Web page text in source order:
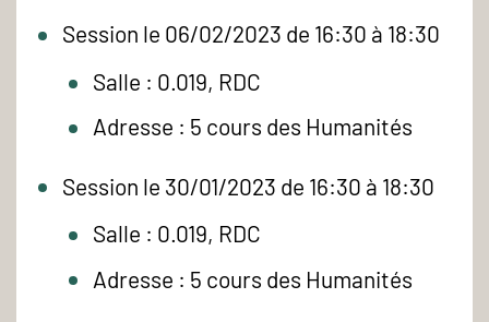
Session le 06/02/2023 de 16:30 à 18:30
Salle : 0.019, RDC
Adresse : 5 cours des Humanités
Session le 30/01/2023 de 16:30 à 18:30
Salle : 0.019, RDC
Adresse : 5 cours des Humanités